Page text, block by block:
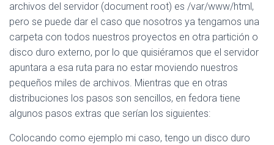
archivos del servidor (document root) es /var/www/html,
pero se puede dar el caso que nosotros ya tengamos una
carpeta con todos nuestros proyectos en otra partición o
disco duro externo, por lo que quisiéramos que el servidor
apuntara a esa ruta para no estar moviendo nuestros
pequeños miles de archivos. Mientras que en otras
distribuciones los pasos son sencillos, en fedora tiene
algunos pasos extras que serían los siguientes:
Colocando como ejemplo mi caso, tengo un disco duro